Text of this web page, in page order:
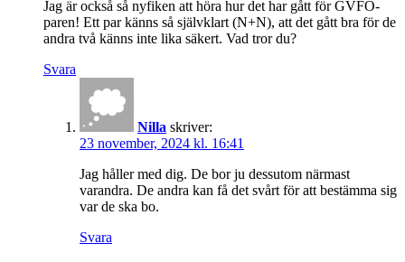
Jag är också så nyfiken att höra hur det har gått för GVFÖ-
paren! Ett par känns så självklart (N+N), att det gått bra för de
andra två känns inte lika säkert. Vad tror du?
Svara
Nilla skriver:
23 november, 2024 kl. 16:41
Jag håller med dig. De bor ju dessutom närmast
varandra. De andra kan få det svårt för att bestämma sig
var de ska bo.
Svara